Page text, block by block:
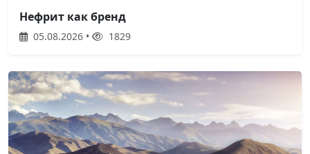
Нефрит как бренд
05.08.2026 • 1829